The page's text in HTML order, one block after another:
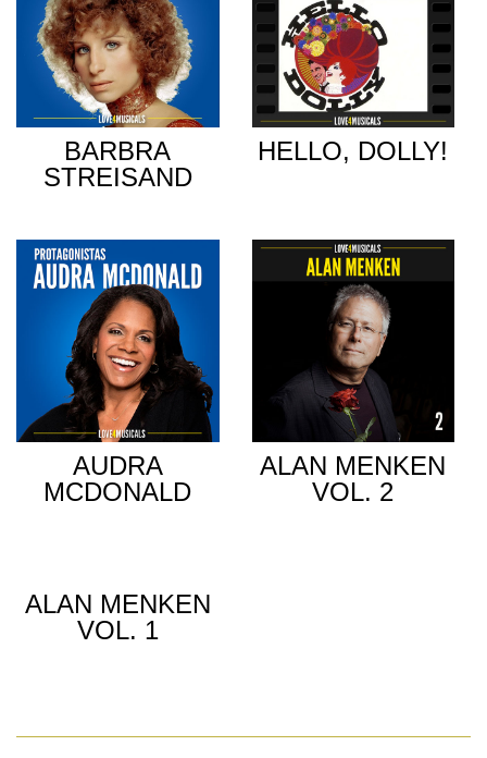
BARBRA
STREISAND
HELLO, DOLLY!
AUDRA
MCDONALD
ALAN MENKEN
VOL. 2
ALAN MENKEN
VOL. 1